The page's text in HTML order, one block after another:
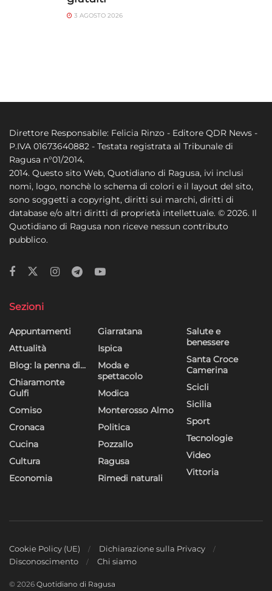
3 AGOSTO 2026
Direttore Responsabile: Felicia Rinzo - Editore QDR News -
P.IVA 01673640882 - Testata registrata al Tribunale di
Ragusa n°01/2014.
2014. Questo sito Web, Quotidiano di Ragusa, ivi inclusi
nomi, logo, nonchè lo schema di colori e il layout del sito,
sono soggetti a copyright, diritti sui marchi, diritti di
database e/o altri diritti di proprietà intellettuale. © 2026. Il
Quotidiano di Ragusa non riceve nessun contributo
pubblico.
Sezioni
Appuntamenti
Attualità
Blog: la penna di…
Chiaramonte
Gulfi
Comiso
Cronaca
Cucina
Cultura
Economia
Giarratana
Ispica
Moda e
spettacolo
Modica
Monterosso Almo
Politica
Pozzallo
Ragusa
Rimedi naturali
Salute e
benessere
Santa Croce
Camerina
Scicli
Sicilia
Sport
Tecnologie
Video
Vittoria
Cookie Policy (UE)
Dichiarazione sulla Privacy
Disconoscimento
Chi siamo
© 2026 Quotidiano di Ragusa